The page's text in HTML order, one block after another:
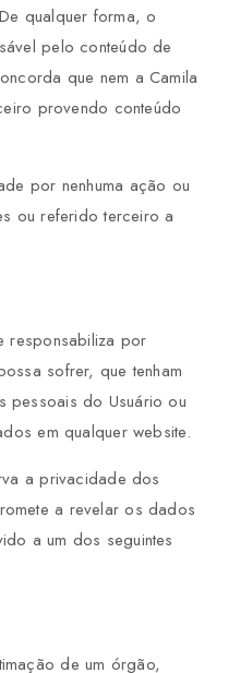
qualquer forma, o
pelo conteúdo de
que nem a Camila
provendo conteúdo
por nenhuma ação ou
ou referido terceiro a
responsabiliza por
sofrer, que tenham
pessoais do Usuário ou
em qualquer website.
a privacidade dos
a revelar os dados
a um dos seguintes
de um órgão,